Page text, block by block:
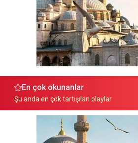
En çok okunanlar
Şu anda en çok tartışılan olaylar